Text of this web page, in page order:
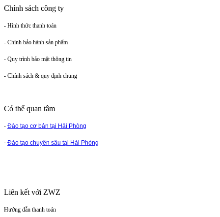
Chính sách công ty
- Hình thức thanh toán
- Chính bảo hành sản phẩm
- Quy trình bảo mật thông tin
- Chính sách & quy định chung
Có thể quan tâm
- Đào tạo cơ bản tại Hải Phòng
- Đào tạo chuyên sâu tại Hải Phòng
Liên kết với ZWZ
Hướng dẫn thanh toán